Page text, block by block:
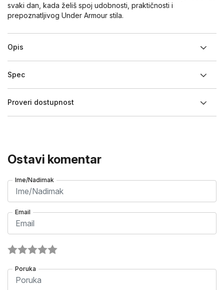
svaki dan, kada želiš spoj udobnosti, praktičnosti i
prepoznatljivog Under Armour stila.
Opis
Spec
Proveri dostupnost
Ostavi komentar
Ime/Nadimak
Email
Poruka